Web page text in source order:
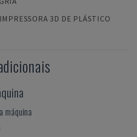
IMPRESSORA 3D DE PLÁSTICO
máquina